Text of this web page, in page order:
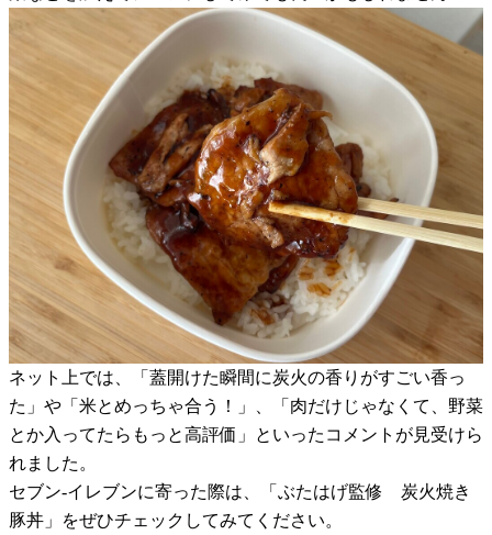
ネット上では、「蓋開けた瞬間に炭火の香りがすごい香っ
た」や「米とめっちゃ合う！」、「肉だけじゃなくて、野菜
とか入ってたらもっと高評価」といったコメントが見受けら
れました。
セブン-イレブンに寄った際は、「ぶたはげ監修 炭火焼き
豚丼」をぜひチェックしてみてください。